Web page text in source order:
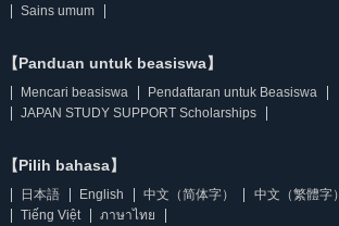
Sains umum
【Panduan untuk beasiswa】
Mencari beasiswa
Pendaftaran untuk Beasiswa
JAPAN STUDY SUPPORT Scholarships
【Pilih bahasa】
日本語 English 中文（简体字） 中文（繁體字）
Tiếng Việt
ภาษาไทย